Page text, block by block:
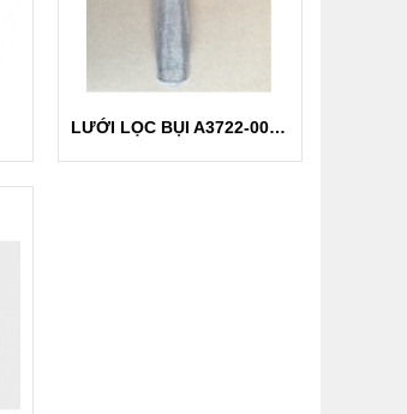
LƯỚI LỌC BỤI A3722-00100N ( JAPAN